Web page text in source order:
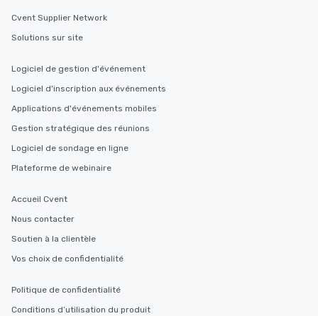
Cvent Supplier Network
Solutions sur site
Logiciel de gestion d'événement
Logiciel d'inscription aux événements
Applications d'événements mobiles
Gestion stratégique des réunions
Logiciel de sondage en ligne
Plateforme de webinaire
Accueil Cvent
Nous contacter
Soutien à la clientèle
Vos choix de confidentialité
Politique de confidentialité
Conditions d’utilisation du produit